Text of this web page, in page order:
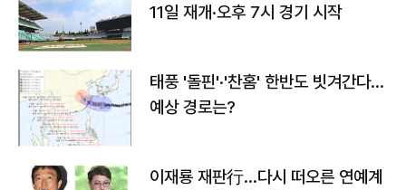
11일 재개·오후 7시 경기 시작
태풍 '돌핀'·'찬홈' 한반도 빗겨간다…
예상 경로는?
이재룡 재판行…다시 떠오른 연예계